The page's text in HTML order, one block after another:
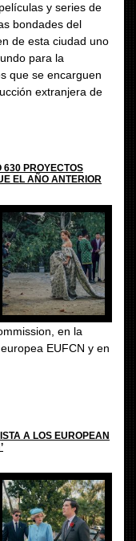
y series de
bondades del
de esta ciudad uno
para la
que se encarguen
extranjera de
630 PROYECTOS
EL AÑO ANTERIOR
en la
EUFCN y en
A LOS EUROPEAN